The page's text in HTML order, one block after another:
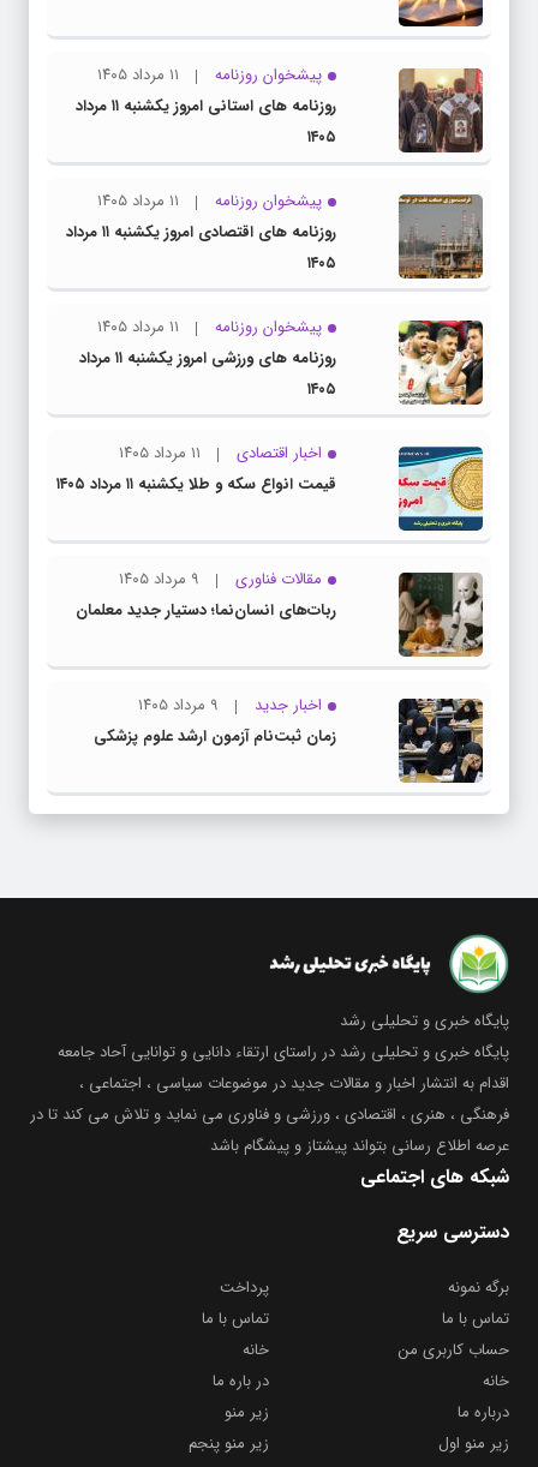
پیشخوان روزنامه
۱۱ مرداد ۱۴۰۵
روزنامه های استانی امروز یکشنبه ۱۱ مرداد
۱۴۰۵
پیشخوان روزنامه
۱۱ مرداد ۱۴۰۵
روزنامه های اقتصادی امروز یکشنبه ۱۱ مرداد
۱۴۰۵
پیشخوان روزنامه
۱۱ مرداد ۱۴۰۵
روزنامه های ورزشی امروز یکشنبه ۱۱ مرداد
۱۴۰۵
اخبار اقتصادی
۱۱ مرداد ۱۴۰۵
قیمت انواع سکه و طلا یکشنبه ۱۱ مرداد ۱۴۰۵
مقالات فناوری
۹ مرداد ۱۴۰۵
ربات‌های انسان‌نما؛ دستیار جدید معلمان
اخبار جدید
۹ مرداد ۱۴۰۵
زمان ثبت‌نام آزمون ارشد علوم پزشکی
پایگاه خبری و تحلیلی رشد
پایگاه خبری و تحلیلی رشد در راستای ارتقاء دانایی و توانایی آحاد جامعه
اقدام به انتشار اخبار و مقالات جدید در موضوعات سیاسی ، اجتماعی ،
فرهنگی ، هنری ، اقتصادی ، ورزشی و فناوری می نماید و تلاش می کند تا در
عرصه اطلاع رسانی بتواند پیشتاز و پیشگام باشد
شبکه های اجتماعی
دسترسی سریع
برگه نمونه
پرداخت
تماس با ما
تماس با ما
حساب کاربری من
خانه
خانه
در باره ما
درباره ما
زیر منو
زیر منو اول
زیر منو پنجم